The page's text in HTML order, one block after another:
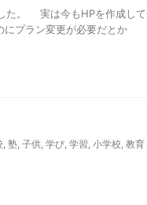
た。 実は今もHPを作成して
プラン変更が必要だとか
, 塾, 子供, 学び, 学習, 小学校, 教育